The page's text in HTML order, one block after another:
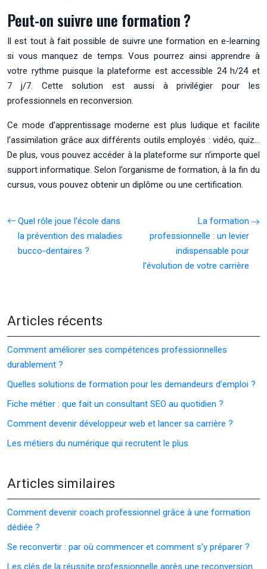
Peut-on suivre une formation ?
Il est tout à fait possible de suivre une formation en e-learning
si vous manquez de temps. Vous pourrez ainsi apprendre à
votre rythme puisque la plateforme est accessible 24 h/24 et
7 j/7. Cette solution est aussi à privilégier pour les
professionnels en reconversion.
Ce mode d’apprentissage moderne est plus ludique et facilite
l’assimilation grâce aux différents outils employés : vidéo, quiz…
De plus, vous pouvez accéder à la plateforme sur n’importe quel
support informatique. Selon l’organisme de formation, à la fin du
cursus, vous pouvez obtenir un diplôme ou une certification.
Quel rôle joue l’école dans
la prévention des maladies
bucco-dentaires ?
La formation
professionnelle : un levier
indispensable pour
l’évolution de votre carrière
Articles récents
Comment améliorer ses compétences professionnelles
durablement ?
Quelles solutions de formation pour les demandeurs d’emploi ?
Fiche métier : que fait un consultant SEO au quotidien ?
Comment devenir développeur web et lancer sa carrière ?
Les métiers du numérique qui recrutent le plus
Articles similaires
Comment devenir coach professionnel grâce à une formation
dédiée ?
Se reconvertir : par où commencer et comment s’y préparer ?
Les clés de la réussite professionnelle après une reconversion